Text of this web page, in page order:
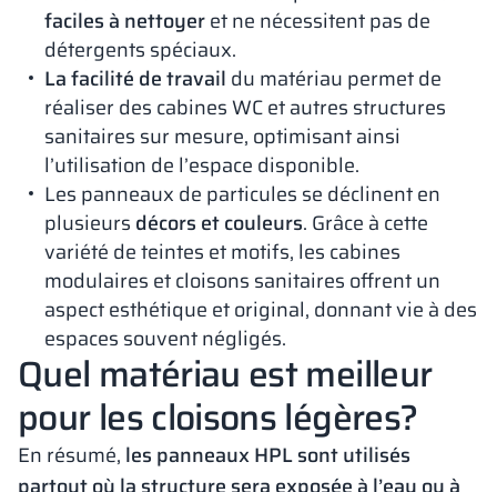
faciles à nettoyeret ne nécessitent pas de
détergents spéciaux.
La facilité de travail du matériau permet de
réaliser des cabines WC et autres structures
sanitaires sur mesure, optimisant ainsi
l’utilisation de l’espace disponible.
Les panneaux de particules se déclinent en
plusieurs décors et couleurs. Grâce à cette
variété de teintes et motifs, les cabines
modulaires et cloisons sanitaires offrent un
aspect esthétique et original, donnant vie à des
espaces souvent négligés.
Quel matériau est meilleur
pour les cloisons légères?
En résumé, les panneaux HPL sont utilisés